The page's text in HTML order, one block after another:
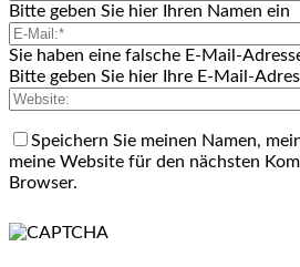
Bitte geben Sie hier Ihren Namen ein
Sie haben eine falsche E-Mail-
Bitte geben Sie hier Ihre E-Mail-
Speichern Sie meinen Namen,
meine Website für den nächsten
Browser.